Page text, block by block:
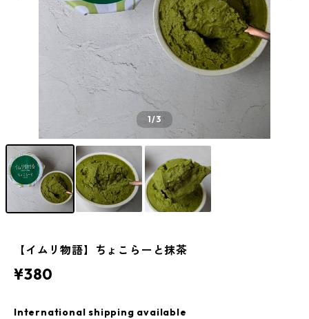
1/3
【イムリ物語】ちょこらーと抹茶
¥380
International shipping available